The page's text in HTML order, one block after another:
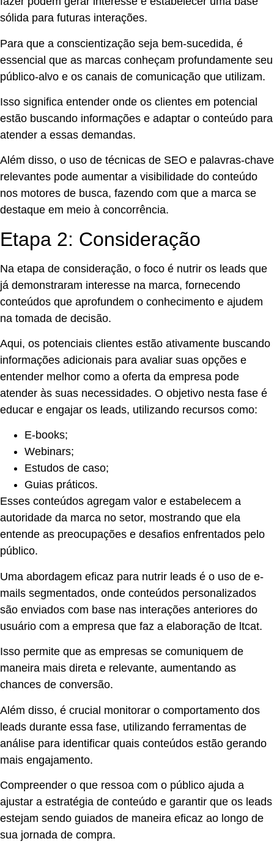
sólida para futuras interações.
Para que a conscientização seja bem-sucedida, é
essencial que as marcas conheçam profundamente seu
público-alvo e os canais de comunicação que utilizam.
Isso significa entender onde os clientes em potencial
estão buscando informações e adaptar o conteúdo para
atender a essas demandas.
Além disso, o uso de técnicas de SEO e palavras-chave
relevantes pode aumentar a visibilidade do conteúdo
nos motores de busca, fazendo com que a marca se
destaque em meio à concorrência.
Etapa 2: Consideração
Na etapa de consideração, o foco é nutrir os leads que
já demonstraram interesse na marca, fornecendo
conteúdos que aprofundem o conhecimento e ajudem
na tomada de decisão.
Aqui, os potenciais clientes estão ativamente buscando
informações adicionais para avaliar suas opções e
entender melhor como a oferta da empresa pode
atender às suas necessidades. O objetivo nesta fase é
educar e engajar os leads, utilizando recursos como:
E-books;
Webinars;
Estudos de caso;
Guias práticos.
Esses conteúdos agregam valor e estabelecem a
autoridade da marca no setor, mostrando que ela
entende as preocupações e desafios enfrentados pelo
público.
Uma abordagem eficaz para nutrir leads é o uso de e-
mails segmentados, onde conteúdos personalizados
são enviados com base nas interações anteriores do
usuário com a empresa que faz a elaboração de ltcat.
Isso permite que as empresas se comuniquem de
maneira mais direta e relevante, aumentando as
chances de conversão.
Além disso, é crucial monitorar o comportamento dos
leads durante essa fase, utilizando ferramentas de
análise para identificar quais conteúdos estão gerando
mais engajamento.
Compreender o que ressoa com o público ajuda a
ajustar a estratégia de conteúdo e garantir que os leads
estejam sendo guiados de maneira eficaz ao longo de
sua jornada de compra.